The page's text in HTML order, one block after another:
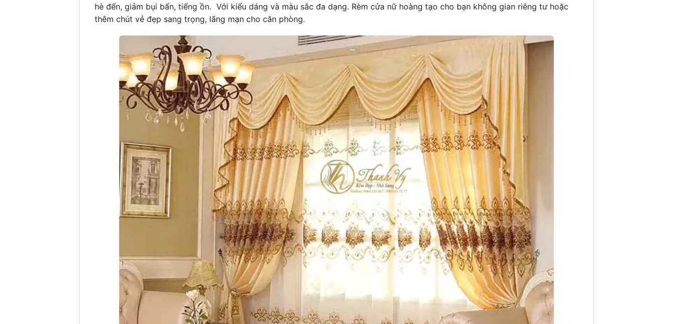
hè đến, giảm bụi bẩn, tiếng ồn. Với kiểu dáng và màu sắc đa dạng. Rèm cửa nữ hoàng tạo cho bạn không gian riêng tư hoặc
thêm chút vẻ đẹp sang trọng, lãng mạn cho căn phòng.